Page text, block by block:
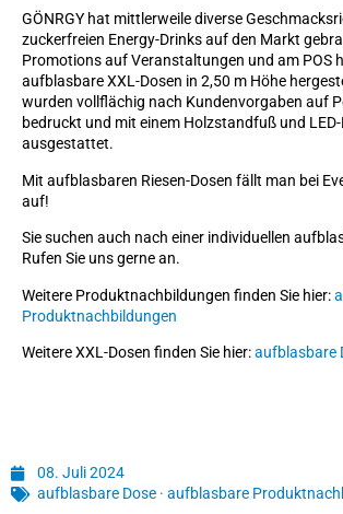
GÖNRGY hat mittlerweile diverse
zuckerfreien Energy-Drinks auf den Markt
Promotions auf Veranstaltungen und am POS
aufblasbare XXL-Dosen in 2,50 m Höhe
wurden vollflächig nach Kundenvorgaben auf
bedruckt und mit einem Holzstandfuß und
ausgestattet.
Mit aufblasbaren Riesen-Dosen fällt man bei
auf!
Sie suchen auch nach einer individuellen
Rufen Sie uns gerne an.
Weitere Produktnachbildungen finden Sie hier:
Produktnachbildungen
Weitere XXL-Dosen finden Sie hier:aufblasbare
08. Juli 2024
aufblasbare Dose · aufblasbare